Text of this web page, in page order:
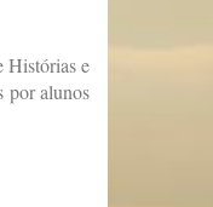
Histórias e
por alunos